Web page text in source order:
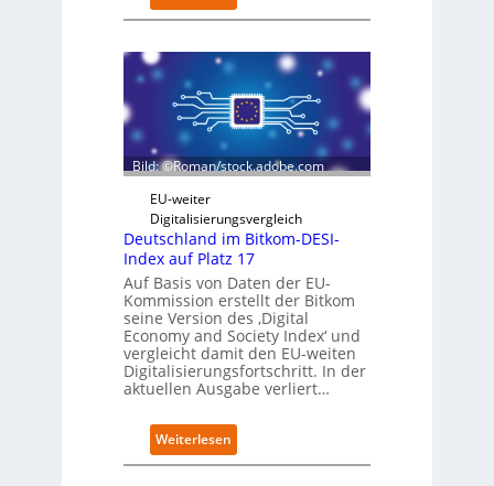
i
t
e
g
r
e
r
S
h
w
a
r
z
i
t
s
e
r
ö
f
f
n
e
n
e
u
Bild: ©Roman/stock.adobe.com
EU-weiter
Digitalisierungsvergleich
Deutschland im Bitkom-DESI-
Index auf Platz 17
Auf Basis von Daten der EU-
Kommission erstellt der Bitkom
seine Version des ‚Digital
Economy and Society Index‘ und
vergleicht damit den EU-weiten
Digitalisierungsfortschritt. In der
aktuellen Ausgabe verliert…
Weiterlesen:
D